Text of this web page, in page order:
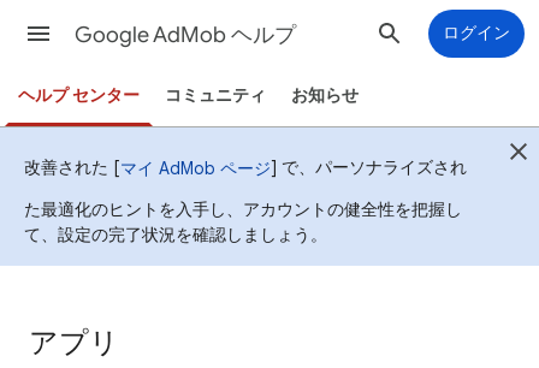
Google AdMob ヘルプ ログイン
ヘルプ センター コミュニティ お知らせ
改善された [マイ AdMob ページ] で、パーソナライズされ
た最適化のヒントを入手し、アカウントの健全性を把握し
て、設定の完了状況を確認しましょう。
アプリ